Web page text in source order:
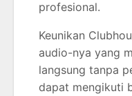
profesional.
Keunikan
audio-nya yang
langsung tanpa
dapat mengikuti